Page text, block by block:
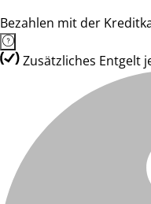
Bezahlen mit der
Zusätzliches Entgelt